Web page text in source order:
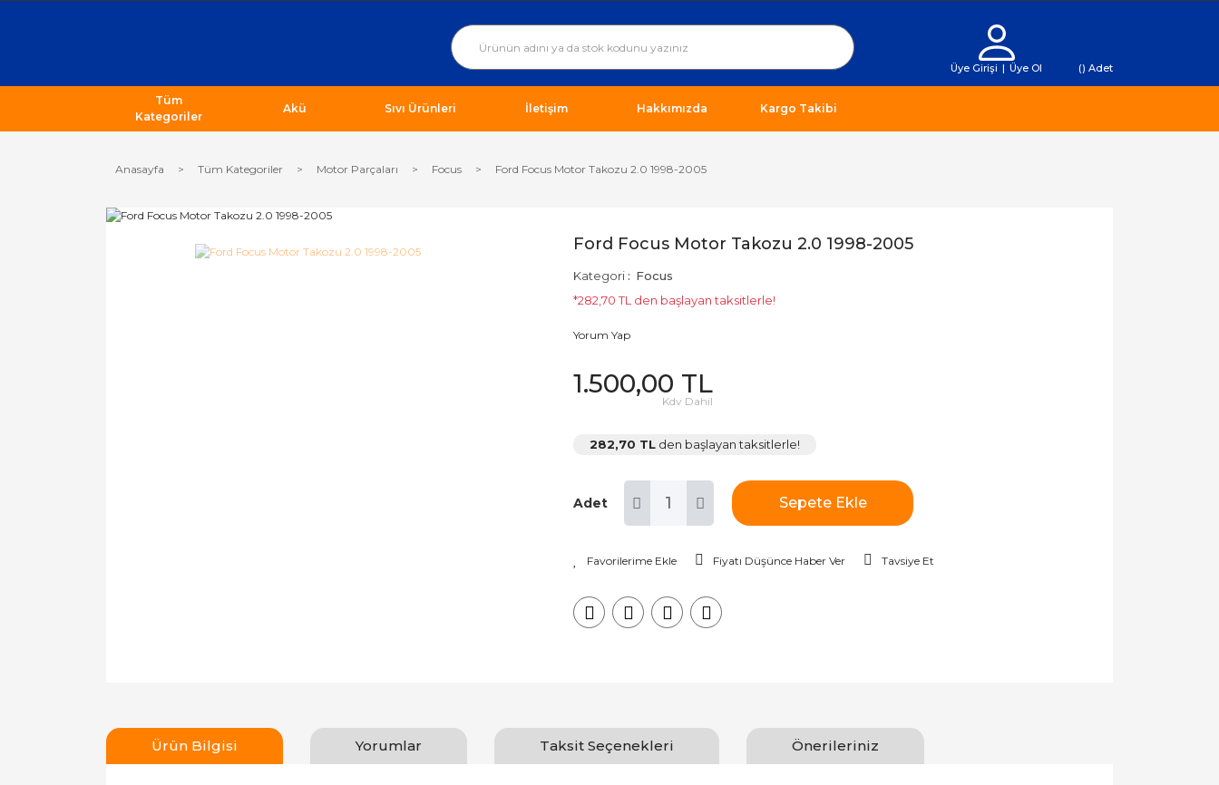
Üye Girişi | Üye Ol () Adet
Tüm
Kategoriler
Akü Sıvı Ürünleri İletişim Hakkımızda Kargo Takibi
Anasayfa Tüm Kategoriler Motor Parçaları Focus Ford Focus Motor Takozu 2.0 1998-2005
Ford Focus Motor Takozu 2.0 1998-2005
Kategori
Focus
*282,70 TL den başlayan taksitlerle!
Yorum Yap
1.500,00 TL
Kdv Dahil
282,70 TL den başlayan taksitlerle!
Adet Sepete Ekle
Fiyatı Düşünce Haber Ver Tavsiye Et
Ürün Bilgisi Yorumlar Taksit Seçenekleri Önerileriniz